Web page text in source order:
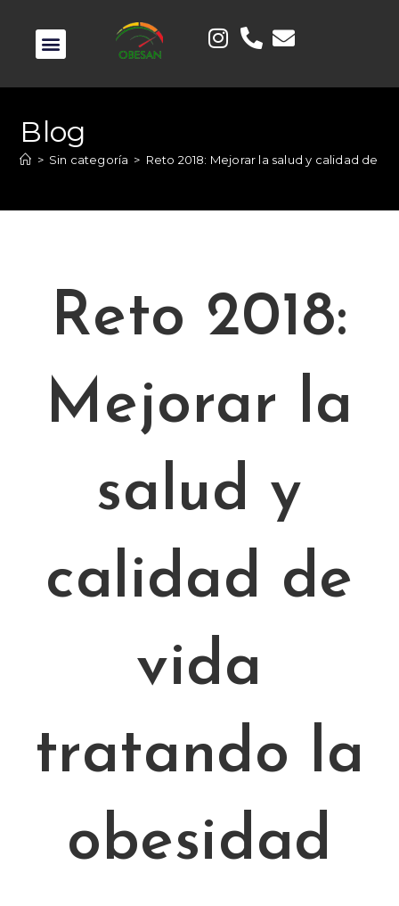
Blog
> Sin categoría > Reto 2018: Mejorar la salud y calidad de
Reto 2018:
Mejorar la
salud y
calidad de
vida
tratando la
obesidad